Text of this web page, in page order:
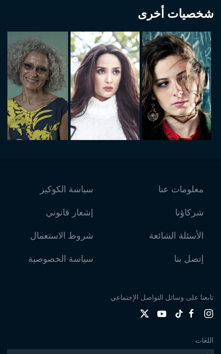
شخصيات أخرى
معلومات عنا
شركاؤنا
الأسئلة الشائعة
إتصل بنا
سياسة الكوكيز
إشعار قانوني
شروط الاستعمال
سياسة الخصوصية
تابعنا على وسائل التواصل الإجتماعي
اللغات